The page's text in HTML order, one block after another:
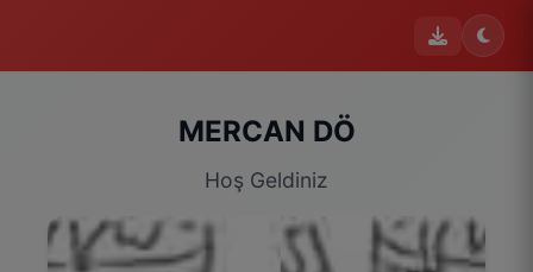
MERCAN DÖ
Hoş Geldiniz